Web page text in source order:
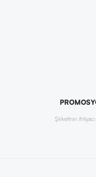
Şirketinin